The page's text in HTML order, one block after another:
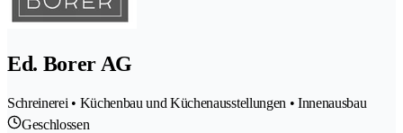
Ed. Borer AG
Schreinerei • Küchenbau und Küchenausstellungen • Innenausbau
Geschlossen